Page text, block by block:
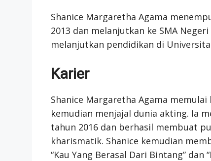
Shanice Margaretha Agama
2013 dan melanjutkan ke SMA
melanjutkan pendidikan di
Karier
Shanice Margaretha Agama
kemudian menjajal dunia akting. Ia
tahun 2016 dan berhasil membuat
kharismatik. Shanice kemudian
“Kau Yang Berasal Dari Bintang” dan